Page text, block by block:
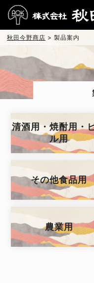
秋田今野商店 > 製品案内
清酒用・焼酎用・
ル用
その他食品用
農業用